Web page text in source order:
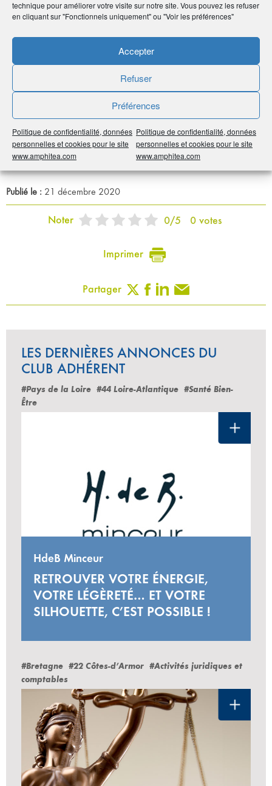
technique pour améliorer votre visite sur notre site. Vous pouvez les refuser
en cliquant sur "Fonctionnels uniquement" ou "Voir les préférences"
Accepter
Refuser
Préférences
Politique de confidentialité, données
personnelles et cookies pour le site
www.amphitea.com
Politique de confidentialité, données
personnelles et cookies pour le site
www.amphitea.com
Coordonnées
• Olivier Kocher
• 10 rue Paul Dopff - 67100 Strasbourg
•03 90 40 42 00
•info@auto-h.eu
•https://www.auto-h.com/
Publié le : 21 décembre 2020
Noter 0/5 0votes
Imprimer
Partager
LES DERNIÈRES ANNONCES DU
CLUB ADHÉRENT
#Pays de la Loire #44 Loire-Atlantique #Santé Bien-
Être
HdeB Minceur
RETROUVER VOTRE ÉNERGIE,
VOTRE LÉGÈRETÉ… ET VOTRE
SILHOUETTE, C’EST POSSIBLE !
#Bretagne #22 Côtes-d’Armor #Activités juridiques et
comptables